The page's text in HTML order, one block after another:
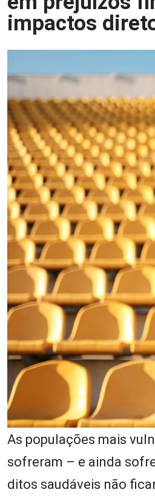
impactos
As populações mais
sofreram – e ainda
ditos saudáveis não